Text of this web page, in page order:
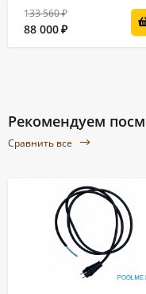
133 560 ₽
88 000₽
Рекомендуем
Сравнить все